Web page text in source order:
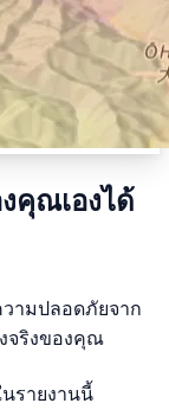
คุณเองได้
ามปลอดภัยจาก
จริงของคุณ
รายงานนี้